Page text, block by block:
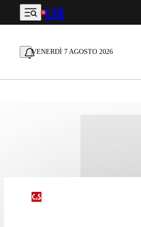
Vai al contenuto principale
LIVE
VENERDÌ 7 AGOSTO 2026